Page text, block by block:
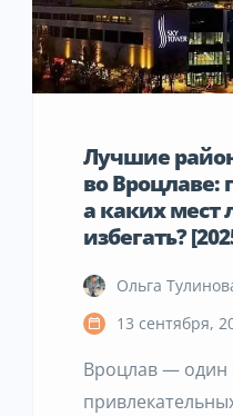
Лучшие
во Вроцлаве:
а каких мест
избегать?
Ольга
13 сентября,
Вроцлав — один